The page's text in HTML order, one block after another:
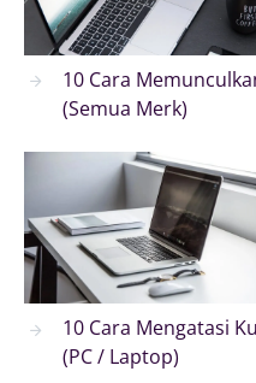
10 Cara
(Semua Merk)
10 Cara Mengatasi
(PC / Laptop)